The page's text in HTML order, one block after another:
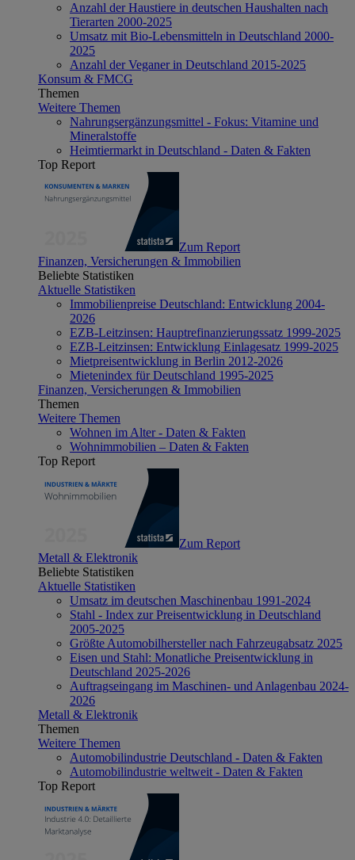
Anzahl der Haustiere in deutschen Haushalten nach
Tierarten 2000-2025
Umsatz mit Bio-Lebensmitteln in Deutschland 2000-
2025
Anzahl der Veganer in Deutschland 2015-2025
Konsum & FMCG
Themen
Weitere Themen
Nahrungsergänzungsmittel - Fokus: Vitamine und
Mineralstoffe
Heimtiermarkt in Deutschland - Daten & Fakten
Top Report
Zum Report
Finanzen, Versicherungen & Immobilien
Beliebte Statistiken
Aktuelle Statistiken
Immobilienpreise Deutschland: Entwicklung 2004-
2026
EZB-Leitzinsen: Hauptrefinanzierungssatz 1999-2025
EZB-Leitzinsen: Entwicklung Einlagesatz 1999-2025
Mietpreisentwicklung in Berlin 2012-2026
Mietenindex für Deutschland 1995-2025
Finanzen, Versicherungen & Immobilien
Themen
Weitere Themen
Wohnen im Alter - Daten & Fakten
Wohnimmobilien – Daten & Fakten
Top Report
Zum Report
Metall & Elektronik
Beliebte Statistiken
Aktuelle Statistiken
Umsatz im deutschen Maschinenbau 1991-2024
Stahl - Index zur Preisentwicklung in Deutschland
2005-2025
Größte Automobilhersteller nach Fahrzeugabsatz 2025
Eisen und Stahl: Monatliche Preisentwicklung in
Deutschland 2025-2026
Auftragseingang im Maschinen- und Anlagenbau 2024-
2026
Metall & Elektronik
Themen
Weitere Themen
Automobilindustrie Deutschland - Daten & Fakten
Automobilindustrie weltweit - Daten & Fakten
Top Report